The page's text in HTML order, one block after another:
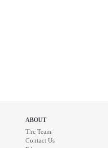
ABOUT
The Team
Contact Us